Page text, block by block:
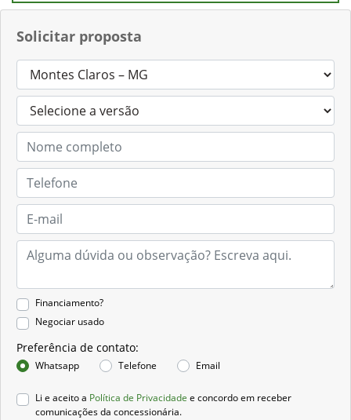
Solicitar proposta
Financiamento?
Negociar usado
Preferência de contato:
Whatsapp Telefone Email
Li e aceito a Política de Privacidade e concordo em receber
comunicações da concessionária.